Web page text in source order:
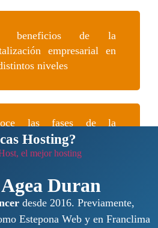
beneficios de la
empresarial en
niveles
las fases de la
digital
Hosting?
Duran
desde 2016. Previamente,
Estepona Web y en Franclima